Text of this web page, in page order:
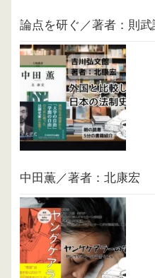
論点を研ぐ／著者：則武
中田薫／著者：北康宏